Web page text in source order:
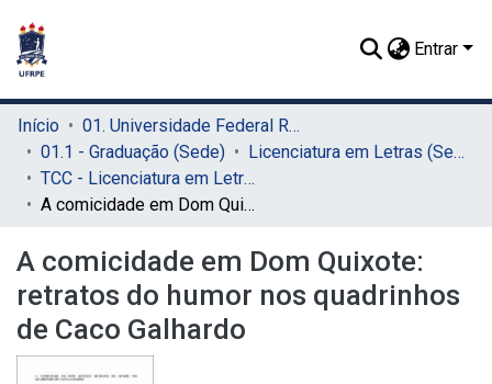
Entrar
Início
01. Universidade Federal Rural de Pernambuco - UFRPE (Sede)
01.1 - Graduação (Sede)
Licenciatura em Letras (Sede)
TCC - Licenciatura em Letras (Sede)
A comicidade em Dom Quixote: retratos do humor nos quadrinhos de Caco Galhardo
A comicidade em Dom Quixote:
retratos do humor nos quadrinhos
de Caco Galhardo